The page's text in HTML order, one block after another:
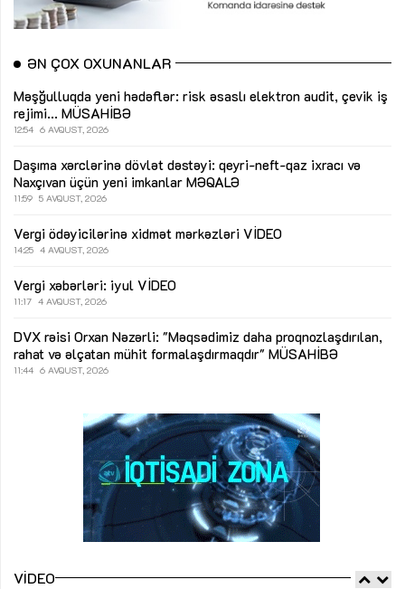
ƏN ÇOX OXUNANLAR
Məşğulluqda yeni hədəflər: risk əsaslı elektron audit, çevik iş
rejimi... MÜSAHİBƏ
12:54 6 AVQUST, 2026
Daşıma xərclərinə dövlət dəstəyi: qeyri-neft-qaz ixracı və
Naxçıvan üçün yeni imkanlar MƏQALƏ
11:59 5 AVQUST, 2026
Vergi ödəyicilərinə xidmət mərkəzləri VİDEO
14:25 4 AVQUST, 2026
Vergi xəbərləri: iyul VİDEO
11:17 4 AVQUST, 2026
DVX rəisi Orxan Nəzərli: "Məqsədimiz daha proqnozlaşdırılan,
rahat və əlçatan mühit formalaşdırmaqdır" MÜSAHİBƏ
11:44 6 AVQUST, 2026
VIDEO